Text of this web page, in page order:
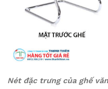
Nét đặc trưng của ghế